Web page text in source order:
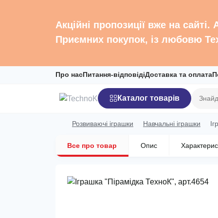
Акційні пропозиції вже на
Приємних покупок, із любовю
Про нас Питання-відповідіДоставка та оплата
Каталог товарів
Розвиваючі іграшки Навчальні іграшки
Все про товар Опис